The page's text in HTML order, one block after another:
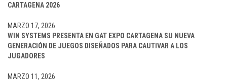
CARTAGENA 2026
WIN SYSTEMS PRESENTA EN GAT EXPO CARTAGENA SU NUEVA
GENERACIÓN DE JUEGOS DISEÑADOS PARA CAUTIVAR A LOS
JUGADORES
MARZO 17, 2026
MARZO 11, 2026